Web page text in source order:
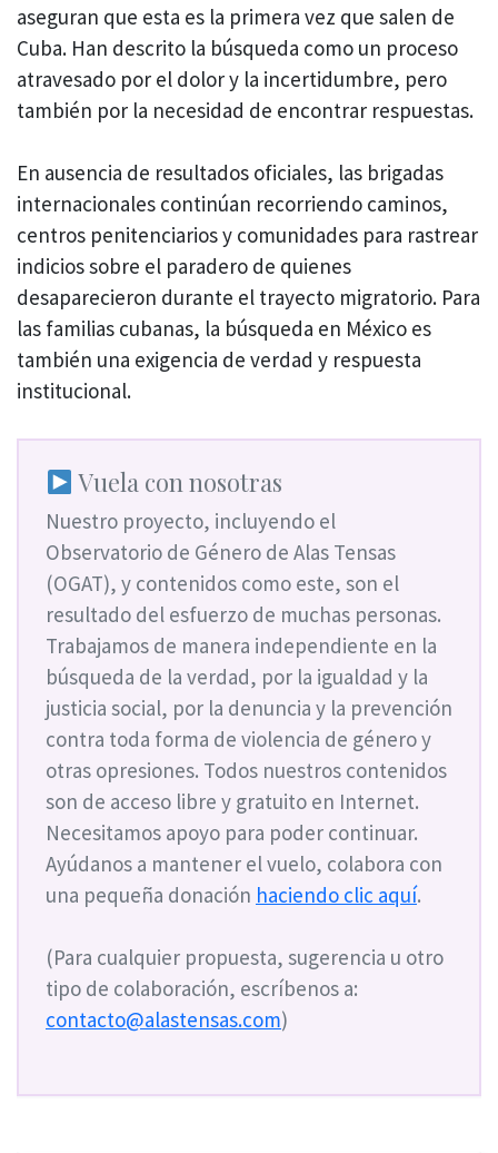
aseguran que esta es la primera vez que salen de
Cuba. Han descrito la búsqueda como un proceso
atravesado por el dolor y la incertidumbre, pero
también por la necesidad de encontrar respuestas.
En ausencia de resultados oficiales, las brigadas
internacionales continúan recorriendo caminos,
centros penitenciarios y comunidades para rastrear
indicios sobre el paradero de quienes
desaparecieron durante el trayecto migratorio. Para
las familias cubanas, la búsqueda en México es
también una exigencia de verdad y respuesta
institucional.
Vuela con nosotras
Nuestro proyecto, incluyendo el
Observatorio de Género de Alas Tensas
(OGAT), y contenidos como este, son el
resultado del esfuerzo de muchas personas.
Trabajamos de manera independiente en la
búsqueda de la verdad, por la igualdad y la
justicia social, por la denuncia y la prevención
contra toda forma de violencia de género y
otras opresiones. Todos nuestros contenidos
son de acceso libre y gratuito en Internet.
Necesitamos apoyo para poder continuar.
Ayúdanos a mantener el vuelo, colabora con
una pequeña donación haciendo clic aquí.
(Para cualquier propuesta, sugerencia u otro
tipo de colaboración, escríbenos a:
contacto@alastensas.com)